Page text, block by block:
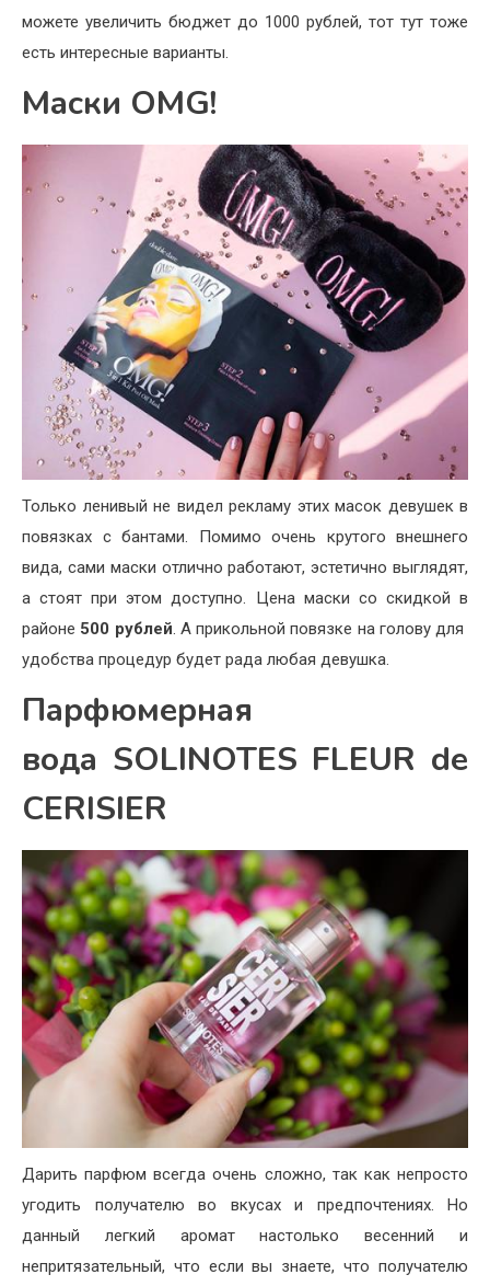
можете увеличить бюджет до 1000 рублей, тот тут тоже
есть интересные варианты.
Маски OMG!
Только ленивый не видел рекламу этих масок девушек в
повязках с бантами. Помимо очень крутого внешнего
вида, сами маски отлично работают, эстетично выглядят,
а стоят при этом доступно. Цена маски со скидкой в
районе 500 рублей. А прикольной повязке на голову для
удобства процедур будет рада любая девушка.
Парфюмерная
вода SOLINOTES FLEUR de
CERISIER
Дарить парфюм всегда очень сложно, так как непросто
угодить получателю во вкусах и предпочтениях. Но
данный легкий аромат настолько весенний и
непритязательный, что если вы знаете, что получателю